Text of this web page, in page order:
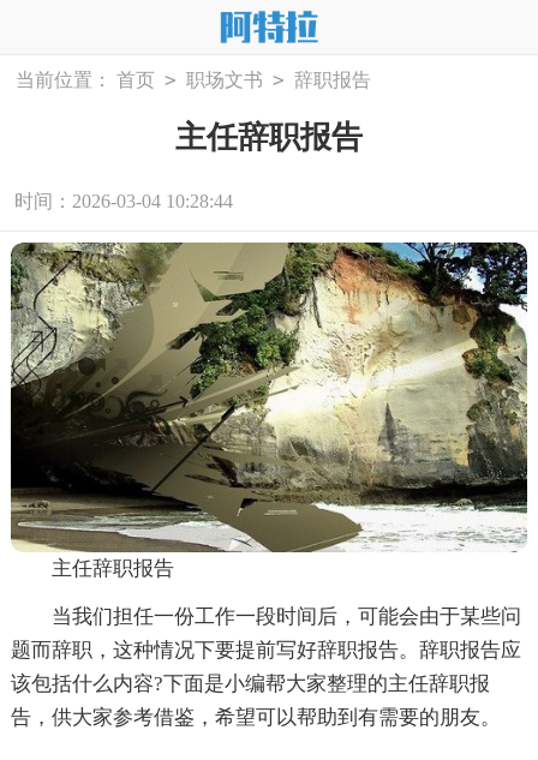
当前位置： 首页 > 职场文书 > 辞职报告
主任辞职报告
时间：2026-03-04 10:28:44
主任辞职报告
当我们担任一份工作一段时间后，可能会由于某些问
题而辞职，这种情况下要提前写好辞职报告。辞职报告应
该包括什么内容?下面是小编帮大家整理的主任辞职报
告，供大家参考借鉴，希望可以帮助到有需要的朋友。